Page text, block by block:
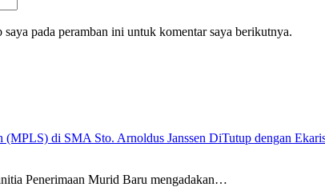
pada peramban ini untuk komentar saya berikutnya.
(MPLS) di SMA Sto. Arnoldus Janssen DiTutup dengan
Penerimaan Murid Baru mengadakan…